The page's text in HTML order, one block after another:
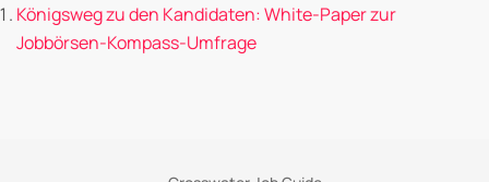
Königsweg zu den Kandidaten: White-Paper zur
Jobbörsen-Kompass-Umfrage